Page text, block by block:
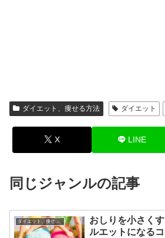
ダイエット、痩せる方法 ダイエット
X LINE
同じジャンルの記事
ダイエット、痩せる方法
おしりを小さく
ルエットになる